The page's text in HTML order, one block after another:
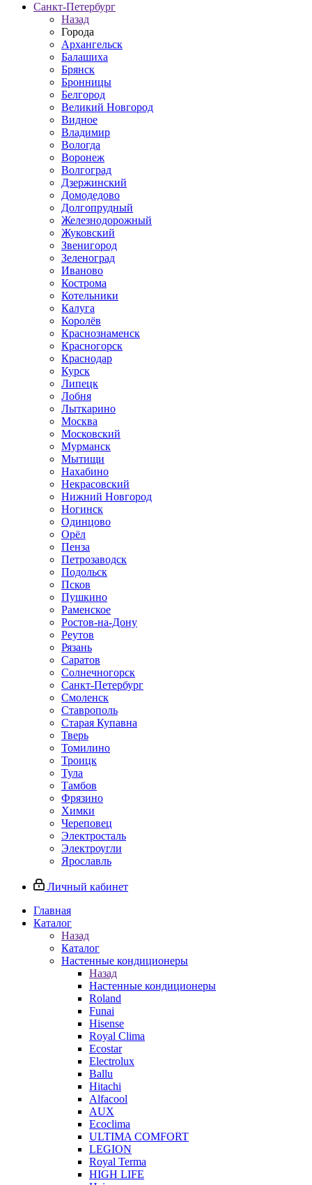
Санкт-Петербург
Назад
Города
Архангельск
Балашиха
Брянск
Бронницы
Белгород
Великий Новгород
Видное
Владимир
Вологда
Воронеж
Волгоград
Дзержинский
Домодедово
Долгопрудный
Железнодорожный
Жуковский
Звенигород
Зеленоград
Иваново
Кострома
Котельники
Калуга
Королёв
Краснознаменск
Красногорск
Краснодар
Курск
Липецк
Лобня
Лыткарино
Москва
Московский
Мурманск
Мытищи
Нахабино
Некрасовский
Нижний Новгород
Ногинск
Одинцово
Орёл
Пенза
Петрозаводск
Подольск
Псков
Пушкино
Раменское
Ростов-на-Дону
Реутов
Рязань
Саратов
Солнечногорск
Санкт-Петербург
Смоленск
Ставрополь
Старая Купавна
Тверь
Томилино
Троицк
Тула
Тамбов
Фрязино
Химки
Череповец
Электросталь
Электроугли
Ярославль
Личный кабинет
Главная
Каталог
Назад
Каталог
Настенные кондиционеры
Назад
Настенные кондиционеры
Roland
Funai
Hisense
Royal Clima
Ecostar
Electrolux
Ballu
Hitachi
Alfacool
AUX
Ecoclima
ULTIMA COMFORT
LEGION
Royal Terma
HIGH LIFE